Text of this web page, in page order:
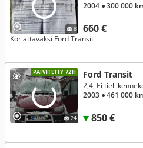
8 660 €
2004 ● 300 000
Korjattavaksi Ford Transit
PÄIVITETTY 72H
24
Ford Transit
850 €
2,4, Ei
2003 ● 461 000